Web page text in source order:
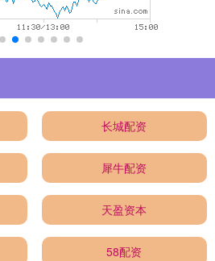
长城配资
犀牛配资
天盈资本
58配资